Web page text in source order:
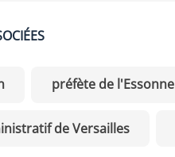
préfète de l'Essonne
de Versailles